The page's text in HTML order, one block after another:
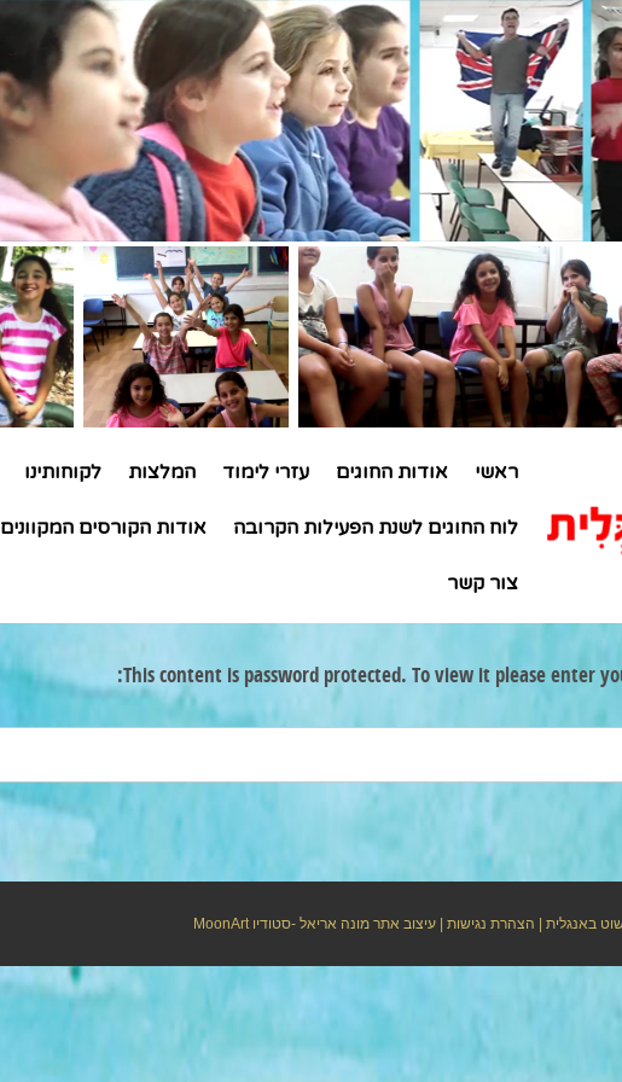
ראשי אודות החוגים עזרי לימוד המלצות לקוחותינו
לוח החוגים לשנת הפעילות הקרובה אודות הקורסים המקוונים
צור קשר
This content is password protected. To view it please enter
באנגלית | הצהרת נגישות | עיצוב אתר מונה אריאל -סטודיוMoonArt